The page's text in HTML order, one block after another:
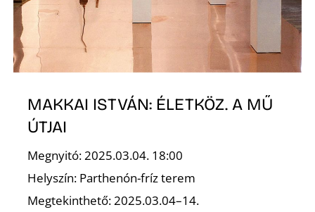
MAKKAI ISTVÁN: ÉLETKÖZ. A MŰ
ÚTJAI
Megnyitó: 2025.03.04. 18:00
Helyszín: Parthenón-fríz terem
Megtekinthető: 2025.03.04–14.